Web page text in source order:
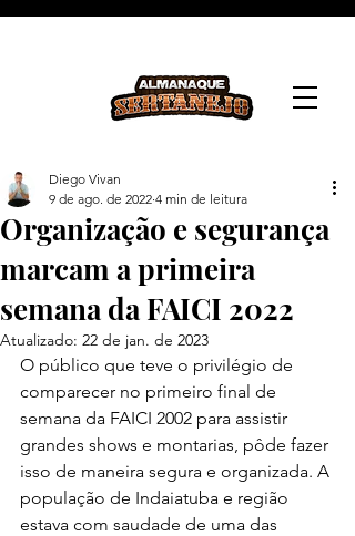
Organização e segurança
marcam a primeira
semana da FAICI 2022
Diego Vivan
9 de ago. de 2022 4 min de leitura
Atualizado: 22 de jan. de 2023
O público que teve o privilégio de
comparecer no primeiro final de
semana da FAICI 2002 para assistir
grandes shows e montarias, pôde fazer
isso de maneira segura e organizada. A
população de Indaiatuba e região
estava com saudade de uma das